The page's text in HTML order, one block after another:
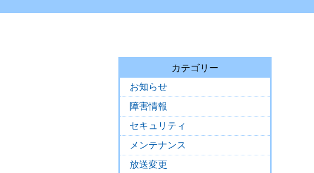
カテゴリー
お知らせ
障害情報
セキュリティ
メンテナンス
放送変更